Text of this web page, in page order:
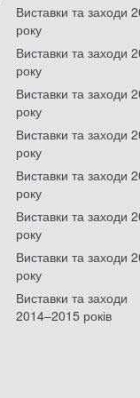
Виставки та заходи
року
Виставки та заходи
року
Виставки та заходи
року
Виставки та заходи
року
Виставки та заходи
року
Виставки та заходи
року
Виставки та заходи
року
Виставки та заходи
2014–2015 років